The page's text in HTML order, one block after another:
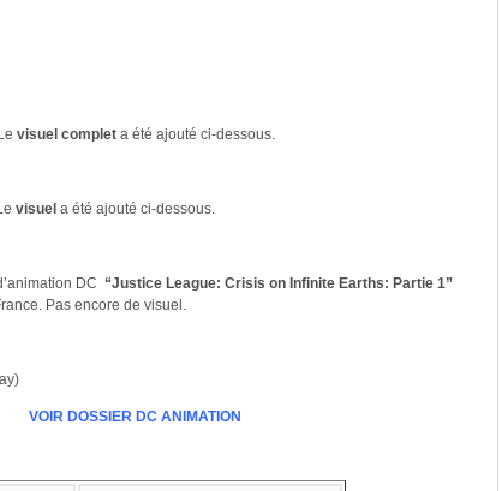
Le visuel complet a été ajouté ci-dessous.
visuel a été ajouté ci-dessous.
DC “Justice League: Crisis on Infinite Earths: Partie 1”
Pas encore de visuel.
VOIR DOSSIER DC ANIMATION